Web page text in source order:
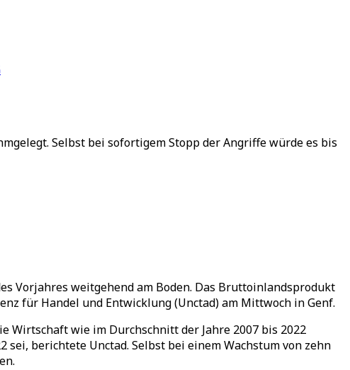
Selbst bei sofortigem Stopp der Angriffe würde es bis
Vorjahres weitgehend am Boden. Das Bruttoinlandsprodukt
für Handel und Entwicklung (Unctad) am Mittwoch in Genf.
wie im Durchschnitt der Jahre 2007 bis 2022
sei, berichtete Unctad. Selbst bei einem Wachstum von zehn